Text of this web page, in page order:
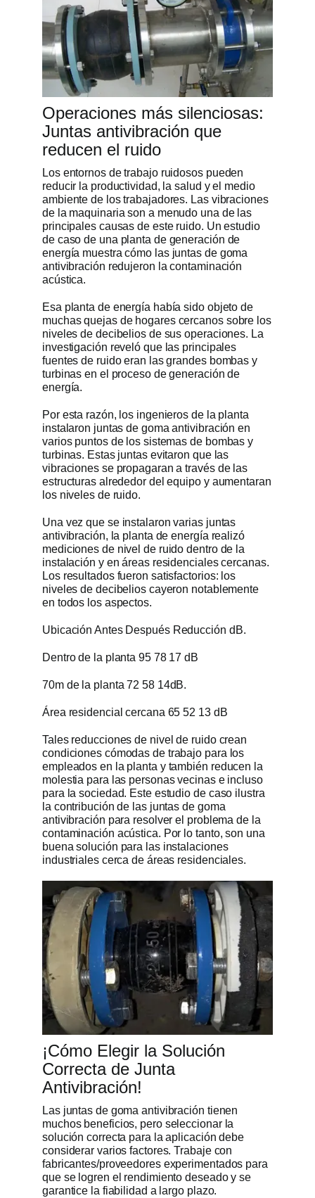
Operaciones más silenciosas:
Juntas antivibración que
reducen el ruido
Los entornos de trabajo ruidosos pueden
reducir la productividad, la salud y el medio
ambiente de los trabajadores. Las vibraciones
de la maquinaria son a menudo una de las
principales causas de este ruido. Un estudio
de caso de una planta de generación de
energía muestra cómo las juntas de goma
antivibración redujeron la contaminación
acústica.
Esa planta de energía había sido objeto de
muchas quejas de hogares cercanos sobre los
niveles de decibelios de sus operaciones. La
investigación reveló que las principales
fuentes de ruido eran las grandes bombas y
turbinas en el proceso de generación de
energía.
Por esta razón, los ingenieros de la planta
instalaron juntas de goma antivibración en
varios puntos de los sistemas de bombas y
turbinas. Estas juntas evitaron que las
vibraciones se propagaran a través de las
estructuras alrededor del equipo y aumentaran
los niveles de ruido.
Una vez que se instalaron varias juntas
antivibración, la planta de energía realizó
mediciones de nivel de ruido dentro de la
instalación y en áreas residenciales cercanas.
Los resultados fueron satisfactorios: los
niveles de decibelios cayeron notablemente
en todos los aspectos.
Ubicación Antes Después Reducción dB.
Dentro de la planta 95 78 17 dB
70m de la planta 72 58 14dB.
Área residencial cercana 65 52 13 dB
Tales reducciones de nivel de ruido crean
condiciones cómodas de trabajo para los
empleados en la planta y también reducen la
molestia para las personas vecinas e incluso
para la sociedad. Este estudio de caso ilustra
la contribución de las juntas de goma
antivibración para resolver el problema de la
contaminación acústica. Por lo tanto, son una
buena solución para las instalaciones
industriales cerca de áreas residenciales.
¡Cómo Elegir la Solución
Correcta de Junta
Antivibración!
Las juntas de goma antivibración tienen
muchos beneficios, pero seleccionar la
solución correcta para la aplicación debe
considerar varios factores. Trabaje con
fabricantes/proveedores experimentados para
que se logren el rendimiento deseado y se
garantice la fiabilidad a largo plazo.